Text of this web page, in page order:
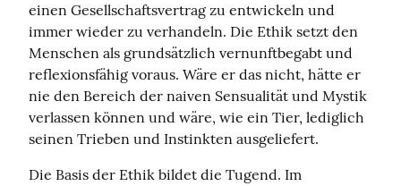
einen Gesellschaftsvertrag zu entwickeln und
immer wieder zu verhandeln. Die Ethik setzt den
Menschen als grundsätzlich vernunftbegabt und
reflexionsfähig voraus. Wäre er das nicht, hätte er
nie den Bereich der naiven Sensualität und Mystik
verlassen können und wäre, wie ein Tier, lediglich
seinen Trieben und Instinkten ausgeliefert.
Die Basis der Ethik bildet die Tugend. Im